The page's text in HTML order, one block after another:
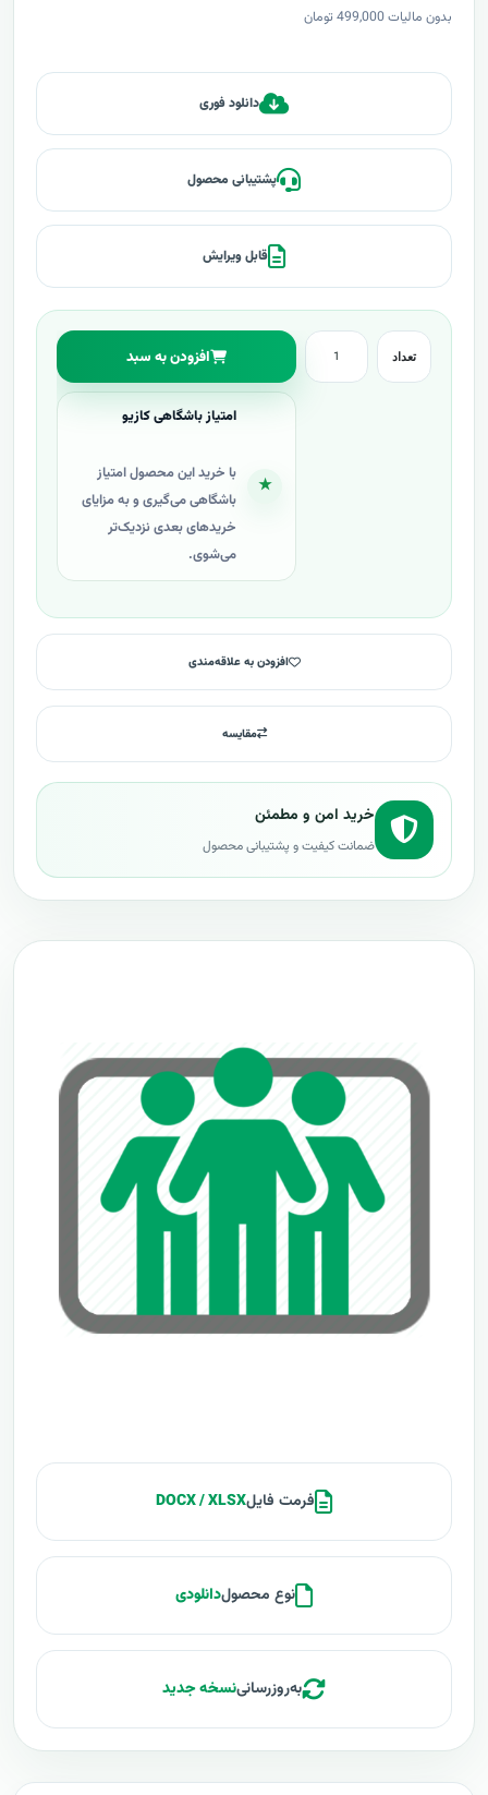
بدون مالیات 499,000 تومان
دانلود فوری
پشتیبانی محصول
قابل ویرایش
تعداد افزودن به سبد
★
امتیاز باشگاهی کازیو
با خرید این محصول امتیاز
باشگاهی می‌گیری و به مزایای
خریدهای بعدی نزدیک‌تر
می‌شوی.
افزودن به علاقه‌مندی
مقایسه
خرید امن و مطمئن
ضمانت کیفیت و پشتیبانی محصول
فرمت فایلDOCX / XLSX
نوع محصولدانلودی
به‌روزرسانینسخه جدید